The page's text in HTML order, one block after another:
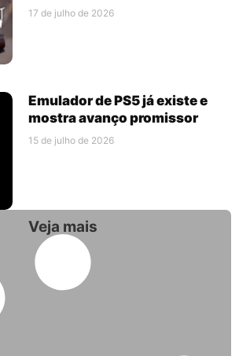
17 de julho de 2026
Emulador de PS5 já existe e
mostra avanço promissor
15 de julho de 2026
Veja mais